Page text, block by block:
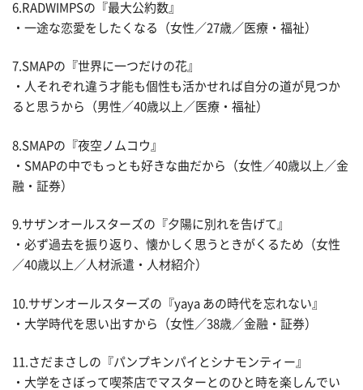
6.RADWIMPSの『最大公約数』
・一途な恋愛をしたくなる（女性／27歳／医療・福祉）
7.SMAPの『世界に一つだけの花』
・人それぞれ違う才能も個性も活かせれば自分の道が見つか
ると思うから（男性／40歳以上／医療・福祉）
8.SMAPの『夜空ノムコウ』
・SMAPの中でもっとも好きな曲だから（女性／40歳以上／金
融・証券）
9.サザンオールスターズの『夕陽に別れを告げて』
・必ず過去を振り返り、懐かしく思うときがくるため（女性
／40歳以上／人材派遣・人材紹介）
10.サザンオールスターズの『yaya あの時代を忘れない』
・大学時代を思い出すから（女性／38歳／金融・証券）
11.さだまさしの『パンプキンパイとシナモンティー』
・大学をさぼって喫茶店でマスターとのひと時を楽しんでい